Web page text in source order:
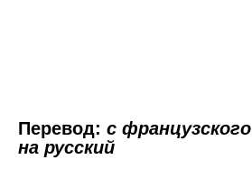
Перевод: с французского
на русский